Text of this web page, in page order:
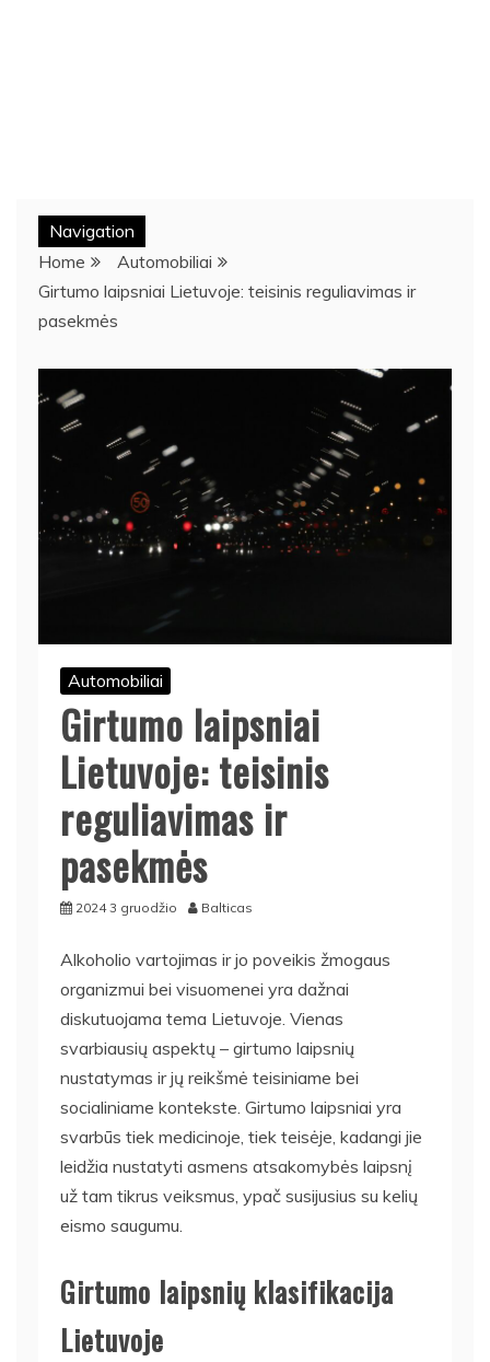
Navigation
Home
Automobiliai
Girtumo laipsniai Lietuvoje: teisinis reguliavimas ir
pasekmės
Automobiliai
Girtumo laipsniai
Lietuvoje: teisinis
reguliavimas ir
pasekmės
2024 3 gruodžio Balticas
Alkoholio vartojimas ir jo poveikis žmogaus
organizmui bei visuomenei yra dažnai
diskutuojama tema Lietuvoje. Vienas
svarbiausių aspektų – girtumo laipsnių
nustatymas ir jų reikšmė teisiniame bei
socialiniame kontekste. Girtumo laipsniai yra
svarbūs tiek medicinoje, tiek teisėje, kadangi jie
leidžia nustatyti asmens atsakomybės laipsnį
už tam tikrus veiksmus, ypač susijusius su kelių
eismo saugumu.
Girtumo laipsnių klasifikacija
Lietuvoje